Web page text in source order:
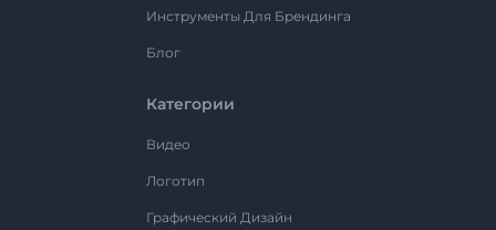
Инструменты Для Брендинга
Блог
Категории
Видео
Логотип
Графический Дизайн